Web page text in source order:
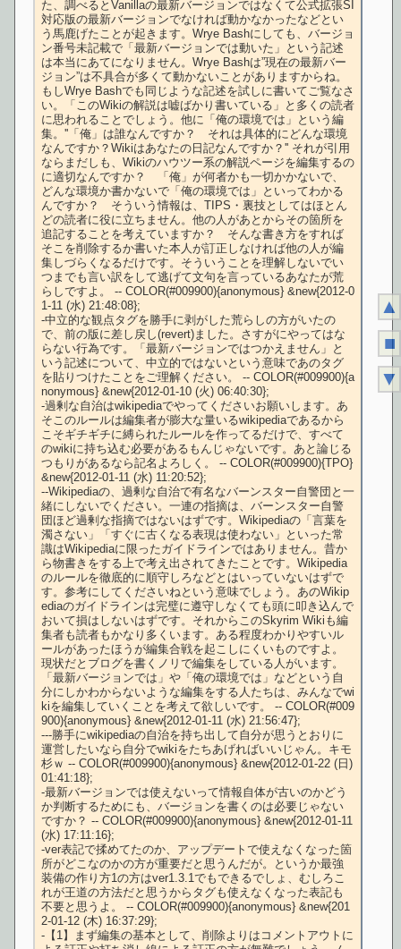
た、調べるとVanillaの最新バージョンではなくて公式拡張SI
対応版の最新バージョンでなければ動かなかったなどとい
う馬鹿げたことが起きます。Wrye Bashにしても、バージョ
ン番号未記載で「最新バージョンでは動いた」という記述
は本当にあてになりません。Wrye Bashは”現在の最新バー
ジョン”は不具合が多くて動かないことがありますからね。
もしWrye Bashでも同じような記述を試しに書いてご覧なさ
い。「このWikiの解説は嘘ばかり書いている」と多くの読者
に思われることでしょう。他に「俺の環境では」という編
集。''「俺」は誰なんですか？　それは具体的にどんな環境
なんですか？Wikiはあなたの日記なんですか？'' それが引用
ならまだしも、Wikiのハウツー系の解説ページを編集するの
に適切なんですか？　「俺」が何者かも一切かかないで、
どんな環境か書かないで「俺の環境では」といってわかる
んですか？　そういう情報は、TIPS・裏技としてはほとん
どの読者に役に立ちません。他の人があとからその箇所を
追記することを考えていますか？　そんな書き方をすれば
そこを削除するか書いた本人が訂正しなければ他の人が編
集しづらくなるだけです。そういうことを理解しないでい
つまでも言い訳をして逃げて文句を言っているあなたが荒
らしですよ。 -- COLOR(#009900){anonymous} &new{2012-0
1-11 (水) 21:48:08};
-中立的な観点タグを勝手に剥がした荒らしの方がいたの
で、前の版に差し戻し(revert)ました。さすがにやってはな
らない行為です。「最新バージョンではつかえません」と
いう記述について、中立的ではないという意味であのタグ
を貼りつけたことをご理解ください。 -- COLOR(#009900){a
nonymous} &new{2012-01-10 (火) 06:40:30};
-過剰な自治はwikipediaでやってくださいお願いします。あ
そこのルールは編集者が膨大な量いるwikipediaであるから
こそギチギチに縛られたルールを作ってるだけで、すべて
のwikiに持ち込む必要があるもんじゃないです。あと論じる
つもりがあるなら記名よろしく。 -- COLOR(#009900){TPO}
&new{2012-01-11 (水) 11:20:52};
--Wikipediaの、過剰な自治で有名なバーンスター自警団と一
緒にしないでください。一連の指摘は、バーンスター自警
団ほど過剰な指摘ではないはずです。Wikipediaの「言葉を
濁さない」「すぐに古くなる表現は使わない」といった常
識はWikipediaに限ったガイドラインではありません。昔か
ら物書きをする上で考え出されてきたことです。Wikipedia
のルールを徹底的に順守しろなどとはいっていないはずで
す。参考にしてくださいねという意味でしょう。あのWikip
ediaのガイドラインは完璧に遵守しなくても頭に叩き込んで
おいて損はしないはずです。それからこのSkyrim Wikiも編
集者も読者もかなり多くいます。ある程度わかりやすいル
ールがあったほうが編集合戦を起こしにくいものですよ。
現状だとブログを書くノリで編集をしている人がいます。
「最新バージョンでは」や「俺の環境では」などという自
分にしかわからないような編集をする人たちは、みんなでwi
kiを編集していくことを考えて欲しいです。 -- COLOR(#009
900){anonymous} &new{2012-01-11 (水) 21:56:47};
---勝手にwikipediaの自治を持ち出して自分が思うとおりに
運営したいなら自分でwikiをたちあげればいいじゃん。キモ
杉ｗ -- COLOR(#009900){anonymous} &new{2012-01-22 (日)
01:41:18};
-最新バージョンでは使えないって情報自体が古いのかどう
か判断するためにも、バージョンを書くのは必要じゃない
ですか？ -- COLOR(#009900){anonymous} &new{2012-01-11
(水) 17:11:16};
-ver表記で揉めてたのか、アップデートで使えなくなった箇
所がどこなのかの方が重要だと思うんだが。というか最強
装備の作り方1の方はver1.3.1でもできるでしょ、むしろこ
れが王道の方法だと思うからタグも使えなくなった表記も
不要と思うよ。 -- COLOR(#009900){anonymous} &new{201
2-01-12 (木) 16:37:29};
-【1】まず編集の基本として、削除よりはコメントアウトに
▲
■
▼